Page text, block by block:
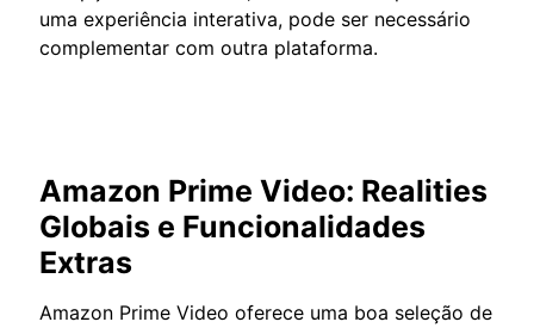
uma experiência interativa, pode ser necessário
complementar com outra plataforma.
Amazon Prime Video: Realities
Globais e Funcionalidades
Extras
Amazon Prime Video oferece uma boa seleção de